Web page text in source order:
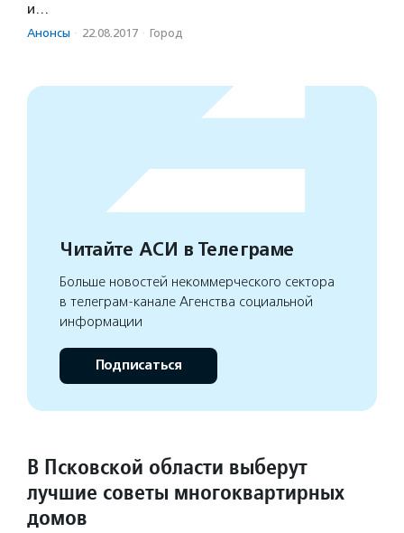
и…
Анонсы · 22.08.2017 · Город
Читайте АСИ в Телеграме
Больше новостей некоммерческого сектора
в телеграм-канале Агенства социальной
информации
Подписаться
В Псковской области выберут
лучшие советы многоквартирных
домов